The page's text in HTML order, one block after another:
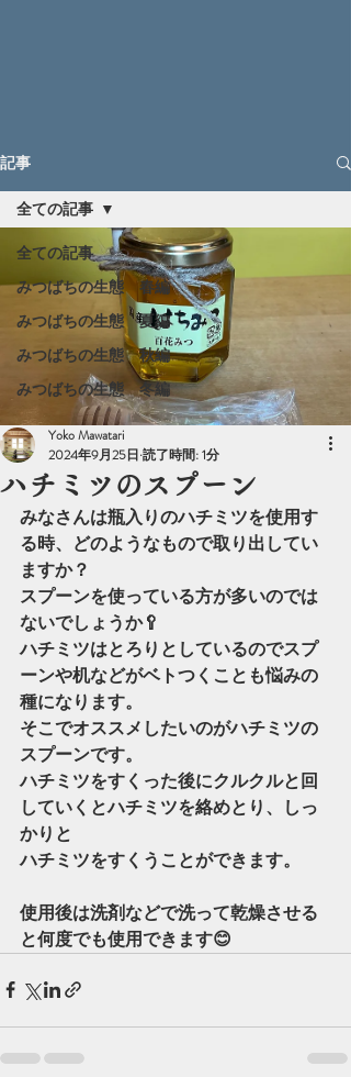
記事
全ての記事
みつばちの生態 春編
みつばちの生態 夏編
みつばちの生態 秋編
みつばちの生態 冬編
全ての記事
ハチミツのスプーン
Yoko Mawatari
2024年9月25日 読了時間: 1分
みなさんは瓶入りのハチミツを使用す
る時、どのようなもので取り出してい
ますか？
スプーンを使っている方が多いのでは
ないでしょうか🥄
ハチミツはとろりとしているのでスプ
ーンや机などがベトつくことも悩みの
種になります。
そこでオススメしたいのがハチミツの
スプーンです。
ハチミツをすくった後にクルクルと回
していくとハチミツを絡めとり、しっ
かりと
ハチミツをすくうことができます。
使用後は洗剤などで洗って乾燥させる
と何度でも使用できます😊